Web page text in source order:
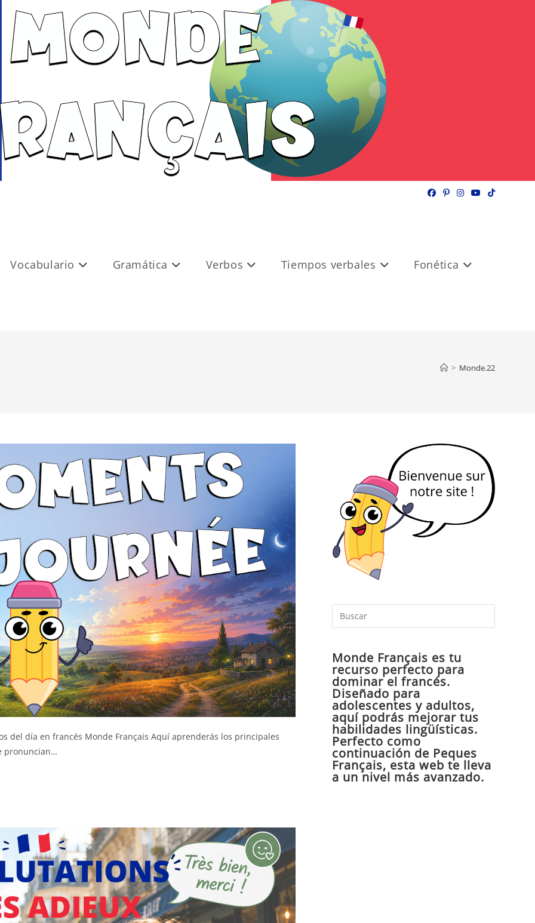
Vocabulario Gramática Verbos Tiempos verbales Fonética
> Monde.22
del día en francés Monde Français Aquí aprenderás los principales
pronuncian…
Escape
Monde Français es tu
recurso perfecto para
dominar el francés.
Diseñado para
adolescentes y adultos,
aquí podrás mejorar tus
habilidades lingüísticas.
Perfecto como
continuación de Peques
Français, esta web te lleva
a un nivel más avanzado.